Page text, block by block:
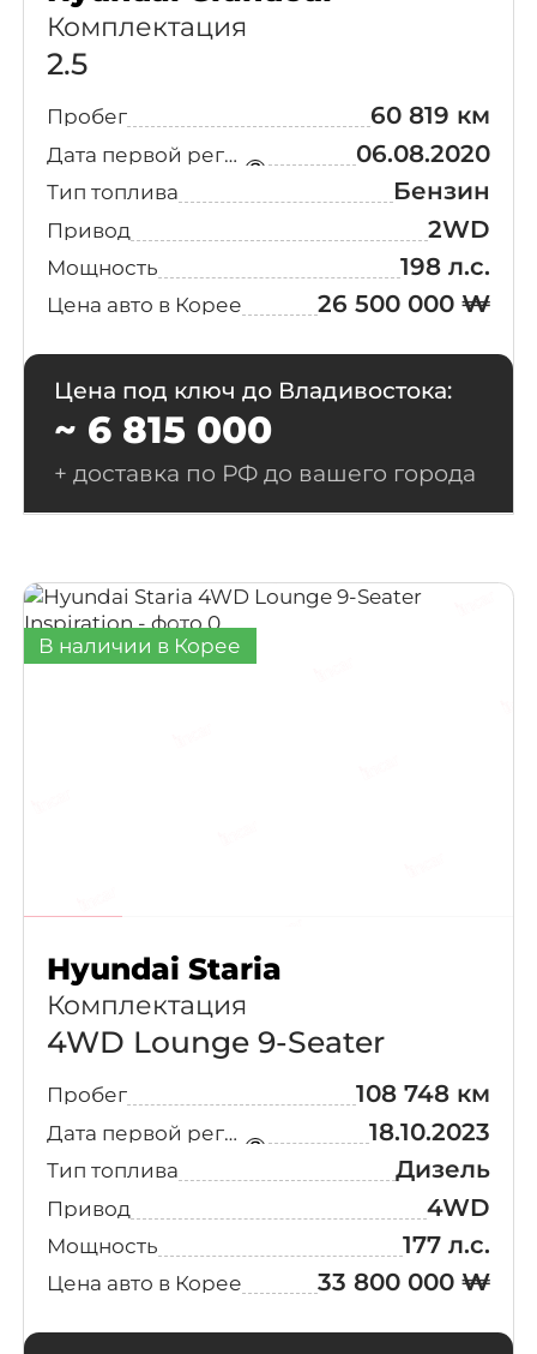
Sport Premium
Adventure(3)
Extreme
(3)
Preimum(3)
Edition
6-Seater
Prestige
(2)
Exclusive
(2)
7-Seater
Prestige
(2)
E-Lite(2)
Exclusive
7-Seater
Exclusvie
Business 2(1)
Caligraphy(1)
Special
Комплектация
2.5
Пробег 60 819 км
Дата первой регистрации 06.08.2020
Тип топлива Бензин
Привод 2WD
Мощность 198 л.с.
Цена авто в Корее 26 500 000 ₩
Цена под ключ до Владивостока:
~ 6 815 000
+ доставка по РФ до вашего города
В наличии в Корее
Hyundai Staria
Комплектация
4WD Lounge 9-Seater
Пробег 108 748 км
Дата первой регистрации 18.10.2023
Тип топлива Дизель
Привод 4WD
Мощность 177 л.с.
Цена авто в Корее 33 800 000 ₩